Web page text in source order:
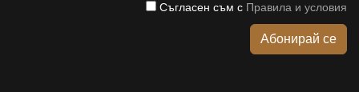
Съгласен съм с Правила и условия
Абонирай се